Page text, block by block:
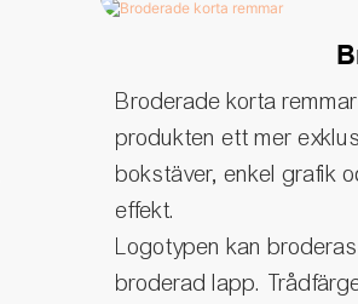
Broderade korta
produkten ett mer
bokstäver, enkel grafik
effekt.
Logotypen kan
broderad lapp.